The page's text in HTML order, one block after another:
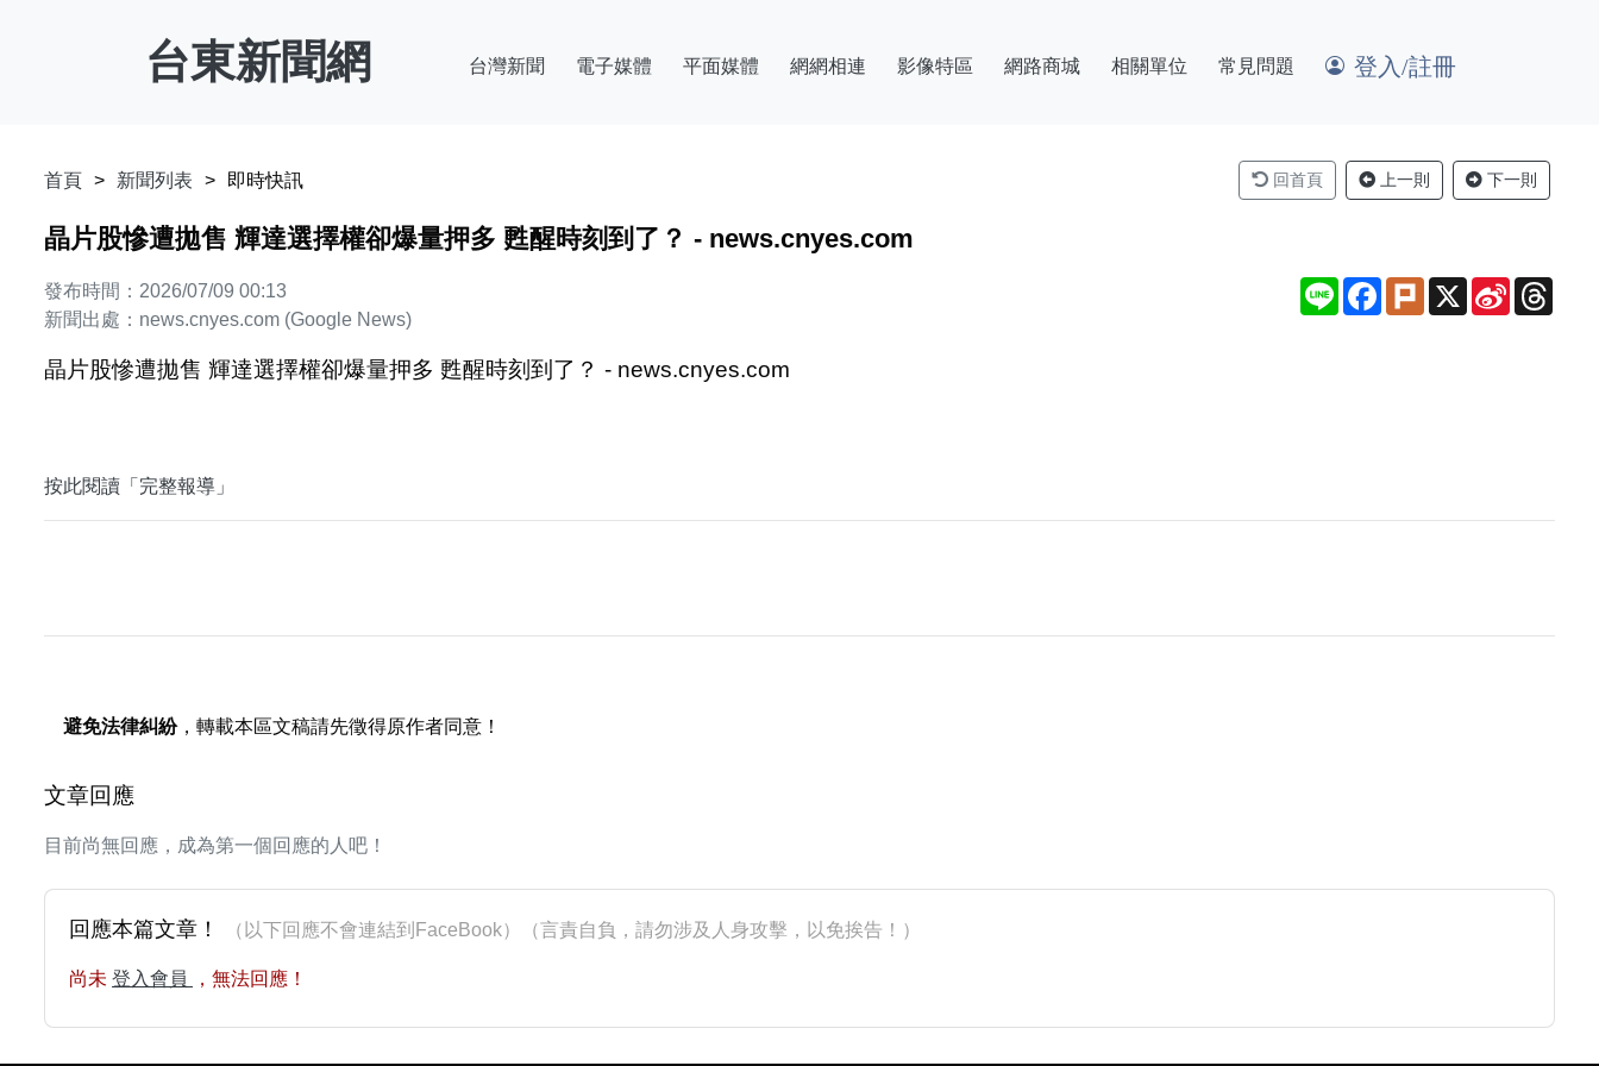
台東新聞網 台灣新聞 電子媒體 平面媒體 網網相連 影像特區 網路商城 相關單位 常見問題 登入/註冊
首頁 新聞列表 即時快訊 回首頁 上一則 下一則
晶片股慘遭拋售 輝達選擇權卻爆量押多 甦醒時刻到了？ - news.cnyes.com
發布時間：2026/07/09 00:13
新聞出處：news.cnyes.com (Google News)
Line Facebook
Plurk X
Sina
Weibo
晶片股慘遭拋售 輝達選擇權卻爆量押多 甦醒時刻到了？ - news.cnyes.com
按此閱讀「完整報導」
避免法律糾紛，轉載本區文稿請先徵得原作者同意！
文章回應
目前尚無回應，成為第一個回應的人吧！
回應本篇文章！ （以下回應不會連結到FaceBook）（言責自負，請勿涉及人身攻擊，以免挨告！）
尚未 登入會員 ，無法回應！